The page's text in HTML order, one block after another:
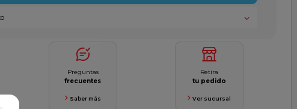
Preguntas
frecuentes
Saber más
Retira
tu pedido
Ver sucursal